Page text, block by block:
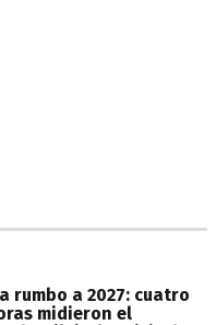
rumbo a 2027: cuatro
midieron el